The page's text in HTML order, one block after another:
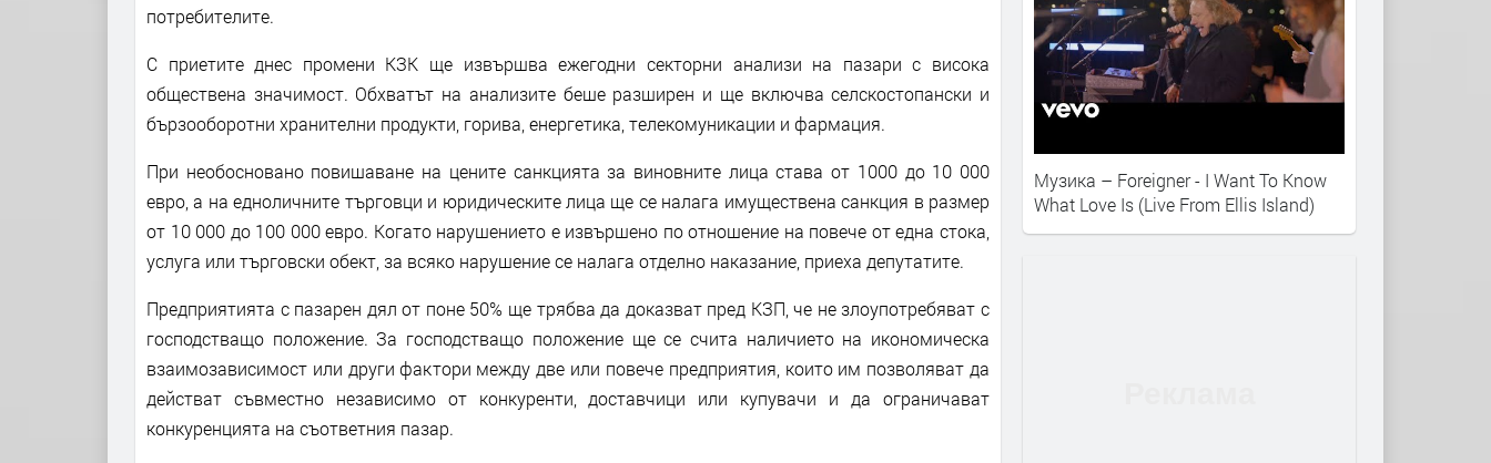
потребителите.
С приетите днес промени КЗК ще извършва ежегодни секторни анализи на пазари с висока
обществена значимост. Обхватът на анализите беше разширен и ще включва селскостопански и
бързооборотни хранителни продукти, горива, енергетика, телекомуникации и фармация.
При необосновано повишаване на цените санкцията за виновните лица става от 1000 до 10 000
евро, а на едноличните търговци и юридическите лица ще се налага имуществена санкция в размер
от 10 000 до 100 000 евро. Когато нарушението е извършено по отношение на повече от една стока,
услуга или търговски обект, за всяко нарушение се налага отделно наказание, приеха депутатите.
Предприятията с пазарен дял от поне 50% ще трябва да доказват пред КЗП, че не злоупотребяват с
господстващо положение. За господстващо положение ще се счита наличието на икономическа
взаимозависимост или други фактори между две или повече предприятия, които им позволяват да
действат съвместно независимо от конкуренти, доставчици или купувачи и да ограничават
конкуренцията на съответния пазар.
Музика – Foreigner - I Want To Know
What Love Is (Live From Ellis Island)